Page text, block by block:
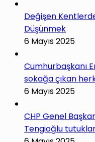
Değişen
Düşünmek
6 Mayıs 2025
Cumhurbaşkanı
sokağa çıkan
6 Mayıs 2025
CHP Genel
Tengioğlu